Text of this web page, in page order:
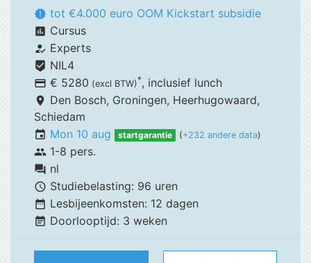
new_releases tot €4.000 euro OOM Kickstart subsidie
assessment Cursus
how_to_reg Experts
beenhere NIL4
payment € 5280 (excl BTW)*, inclusief lunch
place Den Bosch, Groningen, Heerhugowaard,
Schiedam
event Mon 10 aug startgarantie (+232 andere data)
group 1-8 pers.
forum nl
schedule Studiebelasting: 96 uren
date_range Lesbijeenkomsten: 12 dagen
event_note Doorlooptijd: 3 weken